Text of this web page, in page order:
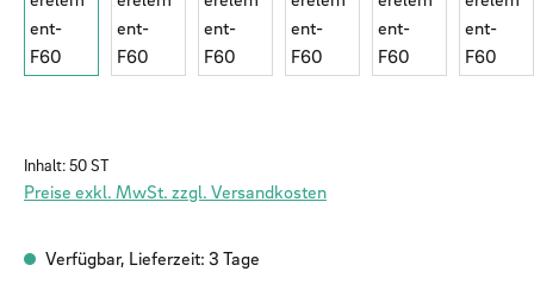
Inhalt:50 ST
Preise exkl. MwSt. zzgl. Versandkosten
Verfügbar, Lieferzeit: 3 Tage